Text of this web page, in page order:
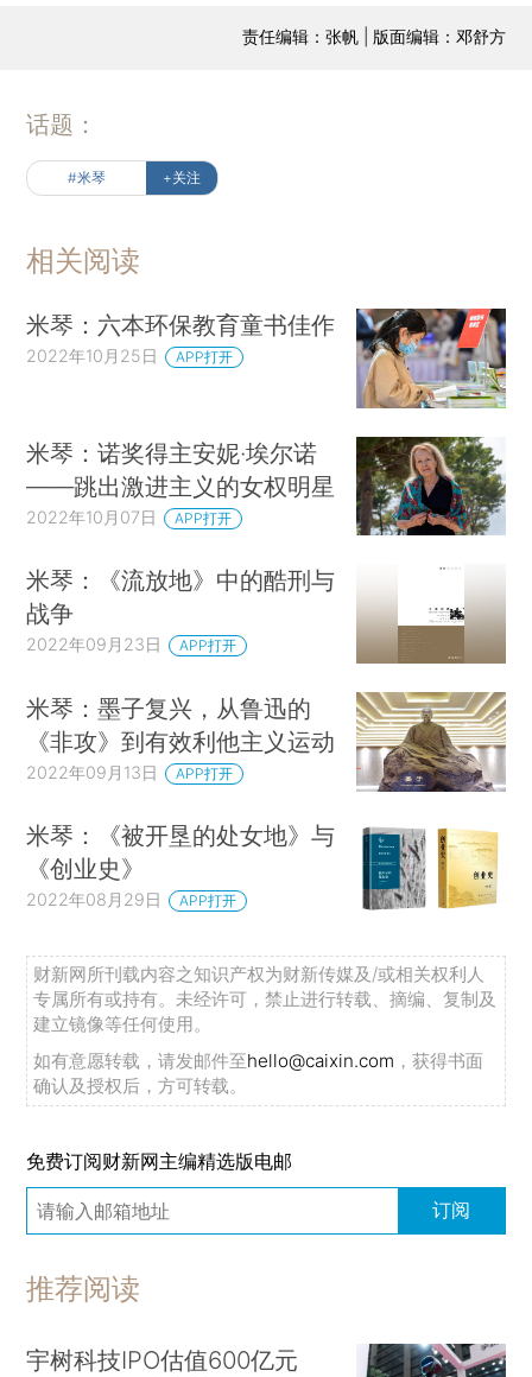
责任编辑：张帆 | 版面编辑：邓舒方
话题：
#米琴 +关注
相关阅读
米琴：六本环保教育童书佳作
2022年10月25日 APP打开
米琴：诺奖得主安妮·埃尔诺
——跳出激进主义的女权明星
2022年10月07日 APP打开
米琴：《流放地》中的酷刑与
战争
2022年09月23日 APP打开
米琴：墨子复兴，从鲁迅的
《非攻》到有效利他主义运动
2022年09月13日 APP打开
米琴：《被开垦的处女地》与
《创业史》
2022年08月29日 APP打开
财新网所刊载内容之知识产权为财新传媒及/或相关权利人
专属所有或持有。未经许可，禁止进行转载、摘编、复制及
建立镜像等任何使用。
如有意愿转载，请发邮件至hello@caixin.com ，获得书面
确认及授权后，方可转载。
免费订阅财新网主编精选版电邮
订阅
推荐阅读
宇树科技IPO估值600亿元